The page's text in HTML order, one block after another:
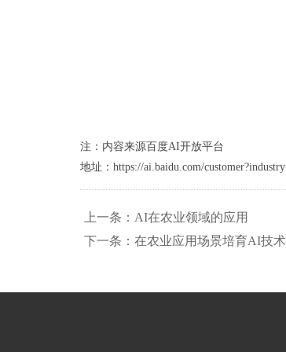
注：内容来源百度AI开放平台
地址：https://ai.baidu.com/
上一条：AI在农业领域的应用
下一条：在农业应用场景培育AI技术